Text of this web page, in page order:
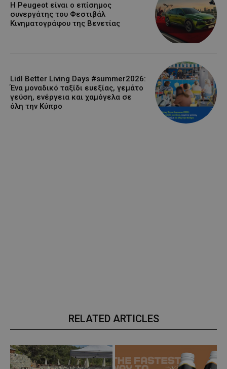
Η Peugeot είναι ο επίσημος
συνεργάτης του Φεστιβάλ
Κινηματογράφου της Βενετίας
Lidl Better Living Days #summer2026:
Ένα μοναδικό ταξίδι ευεξίας, γεμάτο
γεύση, ενέργεια και χαμόγελα σε
όλη την Κύπρο
RELATED ARTICLES